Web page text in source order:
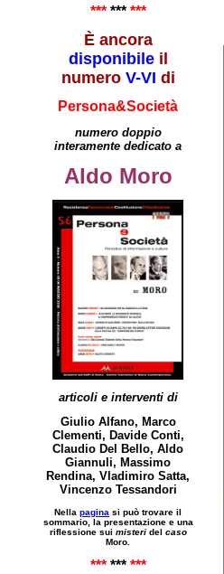
*** *** ***
È ancora
disponibileil
numero V-VI di
Persona&Società
numero doppio
interamente dedicato a
Aldo Moro
articoli e interventi di
Giulio Alfano, Marco
Clementi, Davide Conti,
Claudio Del Bello, Aldo
Giannuli, Massimo
Rendina, Vladimiro Satta,
Vincenzo Tessandori
Nella pagina si può trovare il
sommario, la presentazione e una
riflessione sui misteridel caso
Moro.
*** *** ***